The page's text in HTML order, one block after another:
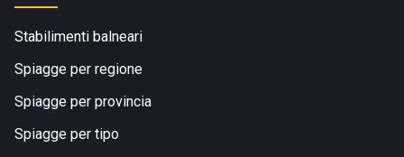
Stabilimenti balneari
Spiagge per regione
Spiagge per provincia
Spiagge per tipo